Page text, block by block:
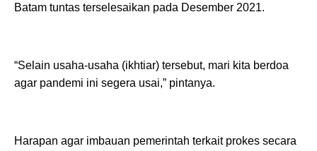
Batam tuntas terselesaikan pada Desember 2021.
“Selain usaha-usaha (ikhtiar) tersebut, mari kita berdoa
agar pandemi ini segera usai,” pintanya.
Harapan agar imbauan pemerintah terkait prokes secara